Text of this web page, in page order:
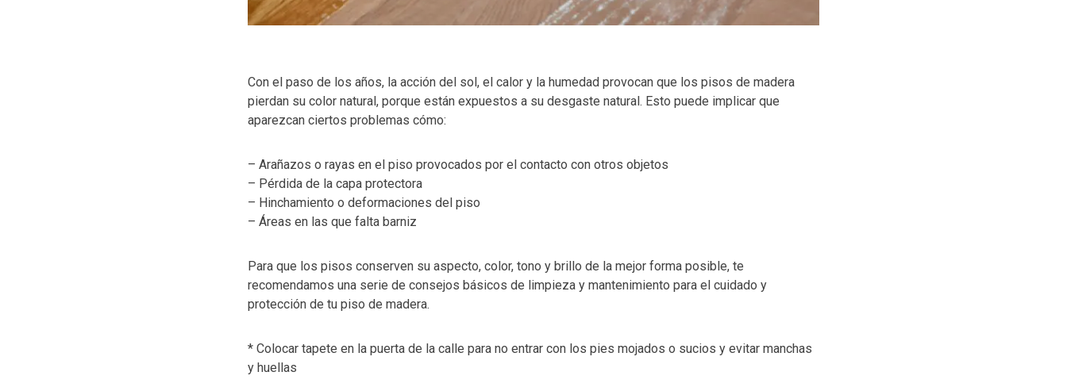
Con el paso de los años, la acción del sol, el calor y la humedad provocan que los pisos de madera
pierdan su color natural, porque están expuestos a su desgaste natural. Esto puede implicar que
aparezcan ciertos problemas cómo:
– Arañazos o rayas en el piso provocados por el contacto con otros objetos
– Pérdida de la capa protectora
– Hinchamiento o deformaciones del piso
– Áreas en las que falta barniz
Para que los pisos conserven su aspecto, color, tono y brillo de la mejor forma posible, te
recomendamos una serie de consejos básicos de limpieza y mantenimiento para el cuidado y
protección de tu piso de madera.
* Colocar tapete en la puerta de la calle para no entrar con los pies mojados o sucios y evitar manchas
y huellas